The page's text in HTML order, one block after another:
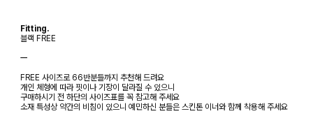
Fitting.
블랙 FREE
ㅡ
FREE 사이즈로 66반분들까지 추천해 드려요
개인 체형에 따라 핏이나 기장이 달라질 수 있으니
구매하시기 전 하단의 사이즈표를 꼭 참고해 주세요
소재 특성상 약간의 비침이 있으니 예민하신 분들은 스킨톤 이너와 함께 착용해 주세요